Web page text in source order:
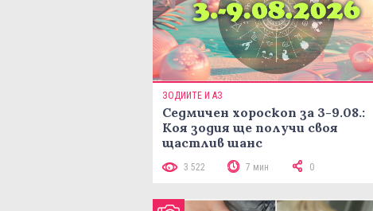
ЗОДИИТЕ И АЗ
Седмичен хороскоп за 3-9.08.:
Коя зодия ще получи своя
щастлив шанс
3 522 7 мин 0